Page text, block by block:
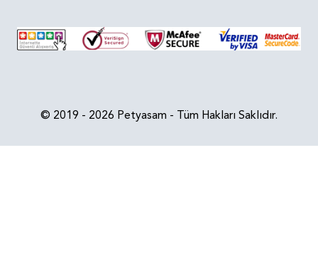
© 2019 - 2026 Petyasam - Tüm Hakları Saklıdır.